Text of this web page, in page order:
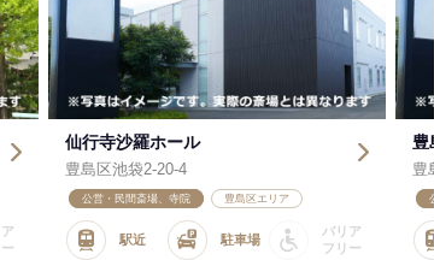
仙行寺沙羅ホール
豊島区池袋2-20-4
公営・民間斎場、寺院 豊島区エリア
駅近 駐車場
バリア
フリー
豊
豊